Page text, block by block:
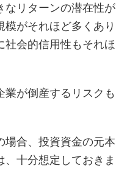
なリターンの潜在性が
がそれほど多くあり
社会的信用性もそれほ
業が倒産するリスクも
場合、投資資金の元本
十分想定しておきま